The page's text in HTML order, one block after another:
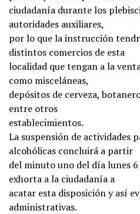
ciudadanía durante los
autoridades auxiliares,
por lo que la instrucción
distintos comercios de esta
localidad que tengan a la
como misceláneas,
depósitos de cerveza,
entre otros
establecimientos.
La suspensión de actividades
alcohólicas concluirá a partir
del minuto uno del día lunes
exhorta a la ciudadanía a
acatar esta disposición y así
administrativas.